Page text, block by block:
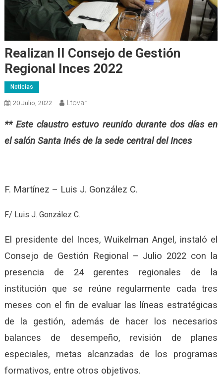
Realizan II Consejo de Gestión
Regional Inces 2022
Noticias
20 Julio, 2022 Ltovar
** Este claustro estuvo reunido durante dos días en
el salón Santa Inés de la sede central del Inces
F. Martínez – Luis J. González C.
F/ Luis J. González C.
El presidente del Inces, Wuikelman Angel, instaló el
Consejo de Gestión Regional – Julio 2022 con la
presencia de 24 gerentes regionales de la
institución que se reúne regularmente cada tres
meses con el fin de evaluar las líneas estratégicas
de la gestión, además de hacer los necesarios
balances de desempeño, revisión de planes
especiales, metas alcanzadas de los programas
formativos, entre otros objetivos.